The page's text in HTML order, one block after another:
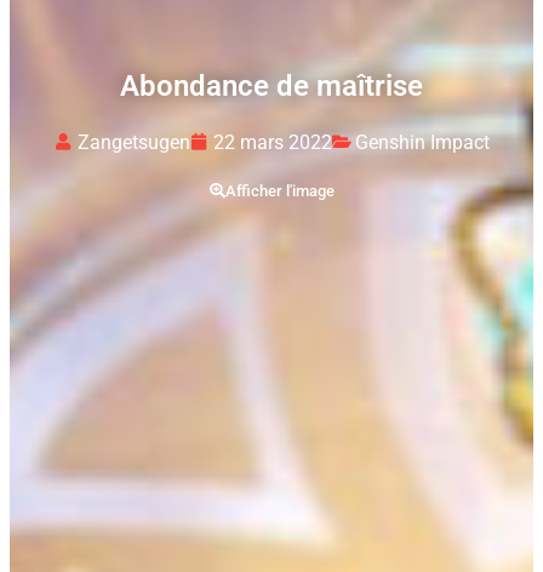
Abondance de maîtrise
Zangetsugen 22 mars 2022 Genshin Impact
Afficher l'image